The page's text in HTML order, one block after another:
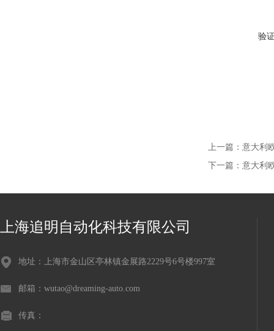
验
上一篇： 意大利
下一篇： 意大利
上海追明自动化科技有限公司
地址：上海市金山区亭林镇金展路2229号6号楼997室
邮箱：wutao@dreaming-auto.com
传真：